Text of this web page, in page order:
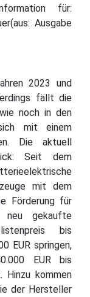
für:
Ausgabe
2023 und
fällt die
noch in den
mit einem
Die aktuell
Seit dem
mit dem
Förderung für
neu gekaufte
bis
EUR springen,
EUR bis
Hinzu kommen
der Hersteller